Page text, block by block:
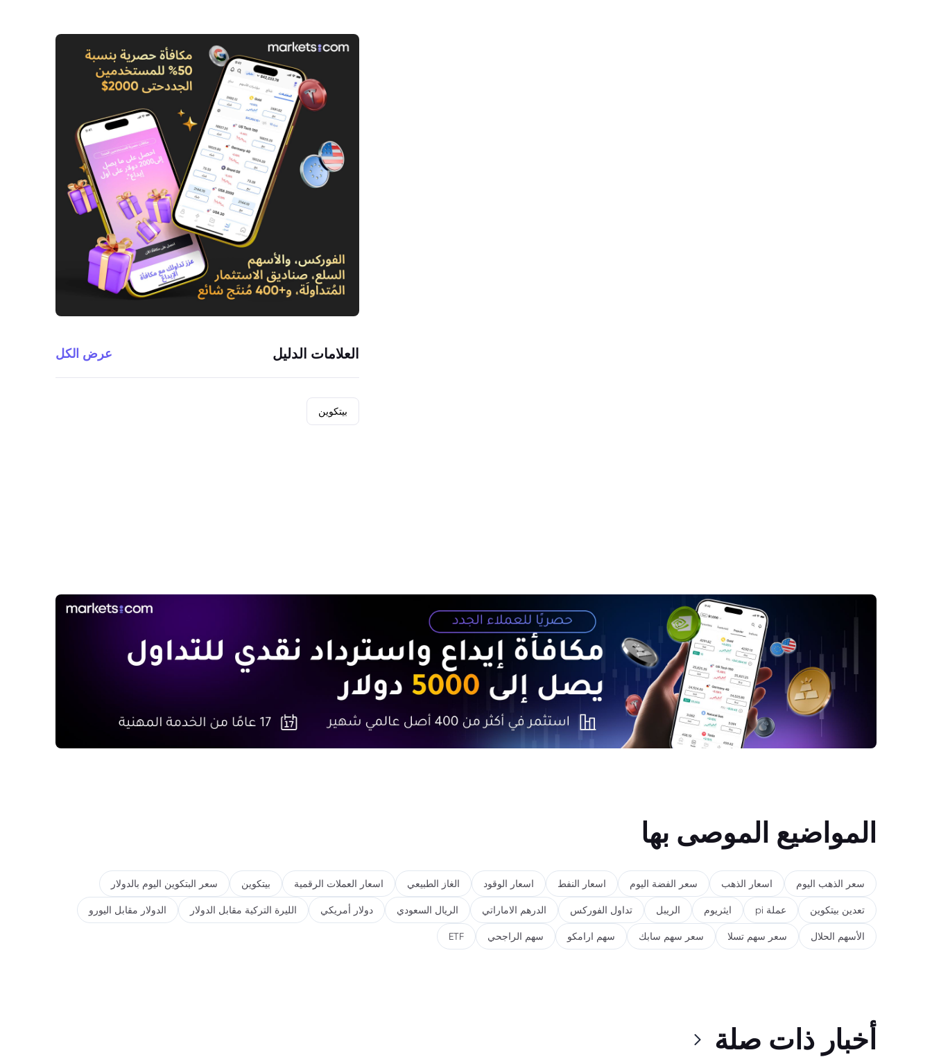
العلامات الدليل عرض الكل
بيتكوين
4. آلية التصويت في اللجنة الفيدرالية للسوق المفتوحة
لعام 2025
المواضيع الموصى بها
سعر الذهب اليوم اسعار الذهب سعر الفضة اليوم اسعار النفط اسعار الوقود الغاز الطبيعي اسعار العملات الرقمية بيتكوين سعر البتكوين اليوم بالدولار
تعدين بيتكوين عملة pi ايثريوم الريبل تداول الفوركس الدرهم الاماراتي الريال السعودي دولار أمريكي الليرة التركية مقابل الدولار الدولار مقابل اليورو
الأسهم الحلال سعر سهم تسلا سعر سهم سابك سهم ارامكو سهم الراجحي ETF
أخبار ذات صلة